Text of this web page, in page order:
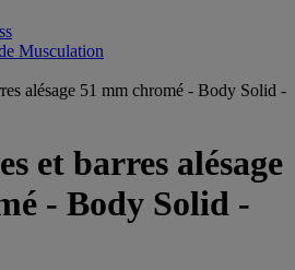
Musculation
alésage 51 mm chromé - Body Solid -
et barres alésage
- Body Solid -